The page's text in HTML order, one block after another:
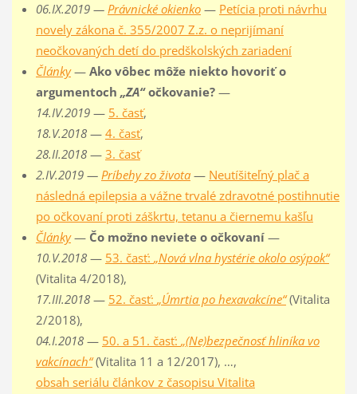
06.IX.2019 — Právnické okienko— Petícia proti návrhu
novely zákona č. 355/2007 Z.z. o neprijímaní
neočkovaných detí do predškolských zariadení
Články— Ako vôbec môže niekto hovoriť o
argumentoch „ZA“očkovanie?—
14.IV.2019— 5. časť,
18.V.2018— 4. časť,
28.II.2018— 3. časť
2.IV.2019 — Príbehy zo života— Neutíšiteľný plač a
následná epilepsia a vážne trvalé zdravotné postihnutie
po očkovaní proti záškrtu, tetanu a čiernemu kašľu
Články— Čo možno neviete o očkovaní—
10.V.2018— 53. časť: „Nová vlna hystérie okolo osýpok“
(Vitalita 4/2018),
17.III.2018— 52. časť: „Úmrtia po hexavakcíne“(Vitalita
2/2018),
04.I.2018— 50. a 51. časť: „(Ne)bezpečnosť hliníka vo
vakcínach“(Vitalita 11 a 12/2017), …,
obsah seriálu článkov z časopisu Vitalita